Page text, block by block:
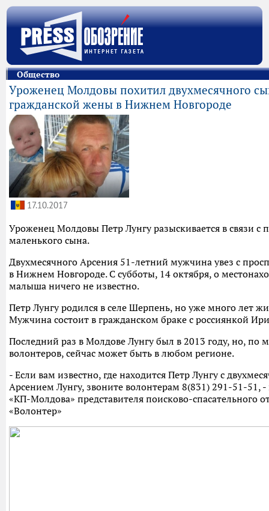
Общество
Уроженец Молдовы похитил двухмесячного
гражданской жены в Нижнем Новгороде
17.10.2017
Уроженец Молдовы Петр Лунгу разыскивается в связи с
маленького сына.
Двухмесячного Арсения 51-летний мужчина увез с
в Нижнем Новгороде. С субботы, 14 октября, о
малыша ничего не известно.
Петр Лунгу родился в селе Шерпень, но уже много лет
Мужчина состоит в гражданском браке с россиянкой
Последний раз в Молдове Лунгу был в 2013 году, но, по
волонтеров, сейчас может быть в любом регионе.
- Если вам известно, где находится Петр Лунгу с
Арсением Лунгу, звоните волонтерам 8(831) 291-51-51, -
«КП-Молдова» представителя поисково-спасательного
«Волонтер»